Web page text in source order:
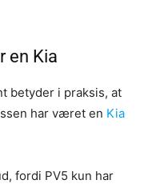
en Kia
betyder i praksis, at
har været en Kia
fordi PV5 kun har